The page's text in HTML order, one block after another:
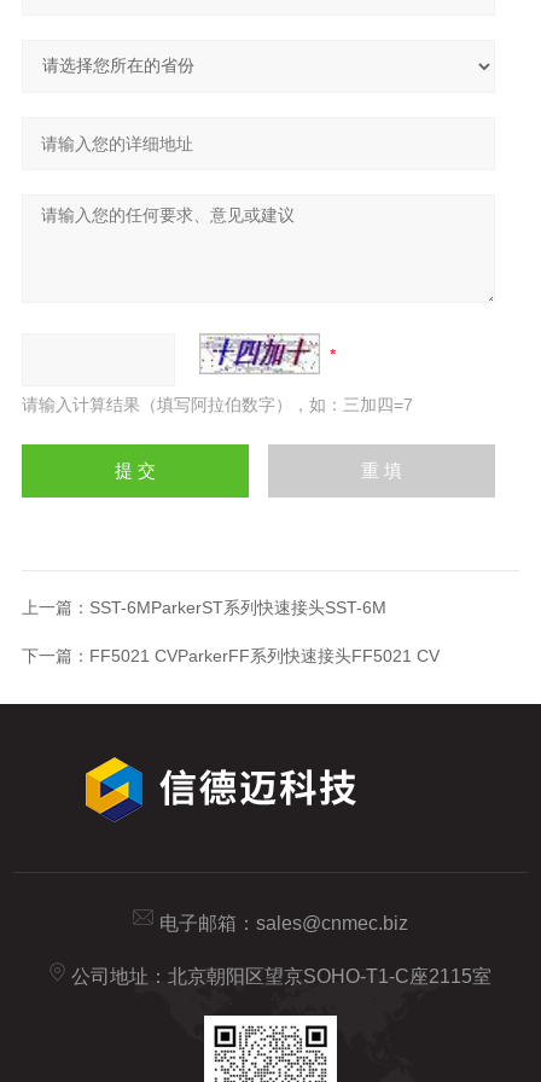
请输入计算结果（填写阿拉伯数字），如：三加四=7
上一篇： SST-6MParkerST系列快速接头SST-6M
下一篇： FF5021 CVParkerFF系列快速接头FF5021 CV
电子邮箱： sales@cnmec.biz
公司地址：北京朝阳区望京SOHO-T1-C座2115室